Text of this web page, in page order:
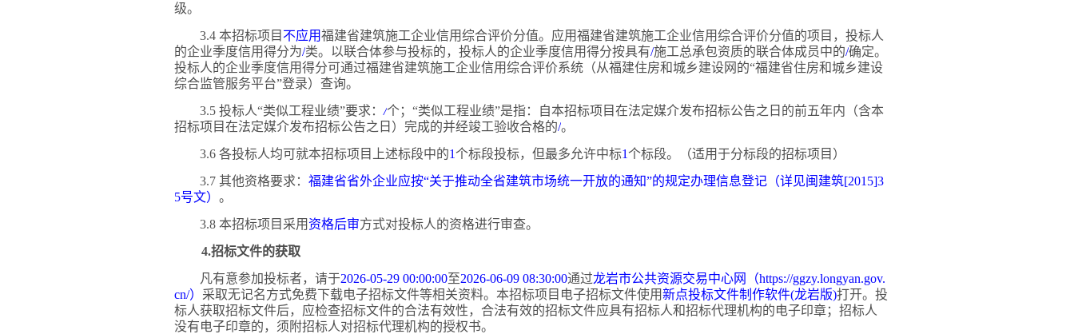
级。
3.4 本招标项目 不应用福建省建筑施工企业信用综合评价分值。应用福建省建筑施工企业信用综合评价分值的项目，投标人
的企业季度信用得分为/类。以联合体参与投标的，投标人的企业季度信用得分按具有/施工总承包资质的联合体成员中的/确定。
投标人的企业季度信用得分可通过福建省建筑施工企业信用综合评价系统（从福建住房和城乡建设网的“福建省住房和城乡建设
综合监管服务平台”登录）查询。
3.5 投标人“类似工程业绩”要求： /个； “类似工程业绩”是指：自本招标项目在法定媒介发布招标公告之日的前五年内（含本
招标项目在法定媒介发布招标公告之日）完成的并经竣工验收合格的/。
3.6 各投标人均可就本招标项目上述标段中的1个标段投标，但最多允许中标1个标段。（适用于分标段的招标项目）
3.7 其他资格要求： 福建省省外企业应按“关于推动全省建筑市场统一开放的通知”的规定办理信息登记（详见闽建筑[2015]3
5号文） 。
3.8 本招标项目采用 资格后审方式对投标人的资格进行审查。
4.招标文件的获取
凡有意参加投标者，请于2026-05-29 00:00:00至2026-06-09 08:30:00通过龙岩市公共资源交易中心网（https://ggzy.longyan.gov.
cn/） 采取无记名方式免费下载电子招标文件等相关资料。本招标项目电子招标文件使用新点投标文件制作软件(龙岩版)打开。投
标人获取招标文件后，应检查招标文件的合法有效性，合法有效的招标文件应具有招标人和招标代理机构的电子印章；招标人
没有电子印章的， 须附招标人对招标代理机构的授权书。